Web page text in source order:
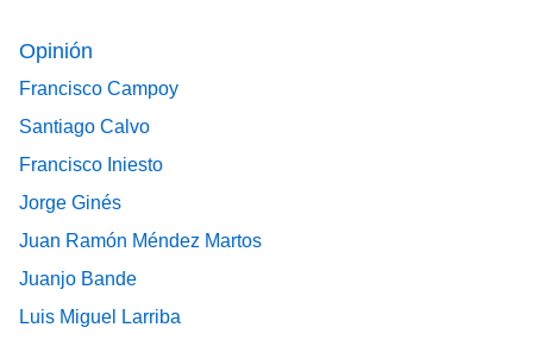
Opinión
Francisco Campoy
Santiago Calvo
Francisco Iniesto
Jorge Ginés
Juan Ramón Méndez Martos
Juanjo Bande
Luis Miguel Larriba